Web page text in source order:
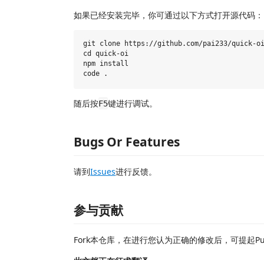
如果已经安装完毕，你可通过以下方式打开源代码：
git clone https://github.com/pai233/quick-
cd quick-oi
npm install
随后按F5键进行调试。
Bugs Or Features
请到Issues进行反馈。
参与贡献
Fork本仓库，在进行您认为正确的修改后，可提起